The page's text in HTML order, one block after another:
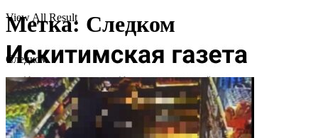
View All Result
Метка: Следком
Следком